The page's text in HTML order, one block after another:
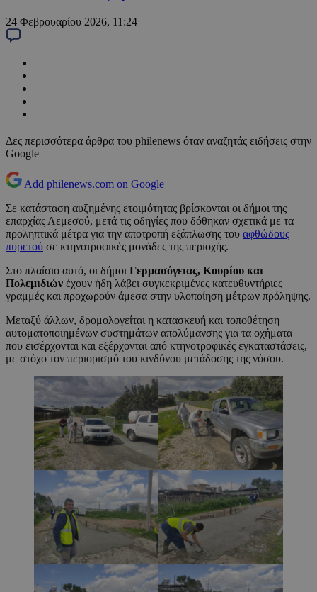
24 Φεβρουαρίου 2026, 11:24
Δες περισσότερα άρθρα του philenews όταν αναζητάς ειδήσεις στην
Google
Add philenews.com on Google
Σε κατάσταση αυξημένης ετοιμότητας βρίσκονται οι δήμοι της
επαρχίας Λεμεσού, μετά τις οδηγίες που δόθηκαν σχετικά με τα
προληπτικά μέτρα για την αποτροπή εξάπλωσης του αφθώδους
πυρετού σε κτηνοτροφικές μονάδες της περιοχής.
Στο πλαίσιο αυτό, οι δήμοι Γερμασόγειας, Κουρίου και
Πολεμιδιών έχουν ήδη λάβει συγκεκριμένες κατευθυντήριες
γραμμές και προχωρούν άμεσα στην υλοποίηση μέτρων πρόληψης.
Μεταξύ άλλων, δρομολογείται η κατασκευή και τοποθέτηση
αυτοματοποιημένων συστημάτων απολύμανσης για τα οχήματα
που εισέρχονται και εξέρχονται από κτηνοτροφικές εγκαταστάσεις,
με στόχο τον περιορισμό του κινδύνου μετάδοσης της νόσου.